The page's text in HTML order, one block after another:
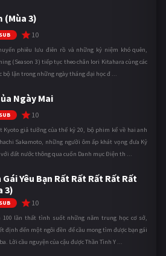
(Mùa 3)
10
phiêu lưu điên rồ và những kỷ niệm khó quên,
(Season 3) tiếp tục theo chân Iori Kitahara cùng các
bộ lặn trong những ngày tháng đại học đ ...
Ngày Mai
10
Kyoto giả tưởng của thế kỷ 20, bộ phim kể về hai anh
Sakamoto, những người ôm ấp khát vọng đưa Kỷ
đất nước thông qua cuốn Danh mục Điện th ...
Gái Yêu Bạn Rất Rất Rất Rất Rất
3)
10
100 lần thất tình suốt những năm trung học cơ sở,
định đến một ngôi đền để cầu mong tìm được bạn gái
Lời cầu nguyện của cậu được Thần Tình Y ...